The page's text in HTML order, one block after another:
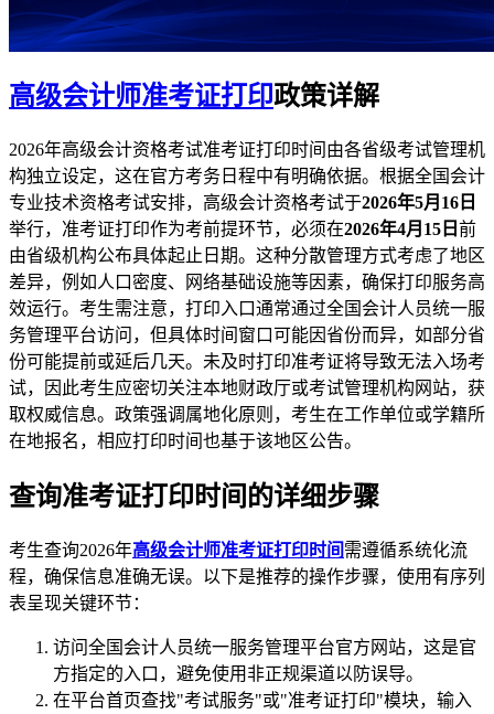
高级会计师准考证打印政策详解
2026年高级会计资格考试准考证打印时间由各省级考试管理机
构独立设定，这在官方考务日程中有明确依据。根据全国会计
专业技术资格考试安排，高级会计资格考试于2026年5月16日
举行，准考证打印作为考前提环节，必须在2026年4月15日 前
由省级机构公布具体起止日期。这种分散管理方式考虑了地区
差异，例如人口密度、网络基础设施等因素，确保打印服务高
效运行。考生需注意，打印入口通常通过全国会计人员统一服
务管理平台访问，但具体时间窗口可能因省份而异，如部分省
份可能提前或延后几天。未及时打印准考证将导致无法入场考
试，因此考生应密切关注本地财政厅或考试管理机构网站，获
取权威信息。政策强调属地化原则，考生在工作单位或学籍所
在地报名，相应打印时间也基于该地区公告。
查询准考证打印时间的详细步骤
考生查询2026年高级会计师准考证打印时间 需遵循系统化流
程，确保信息准确无误。以下是推荐的操作步骤，使用有序列
表呈现关键环节：
访问全国会计人员统一服务管理平台官方网站，这是官
方指定的入口，避免使用非正规渠道以防误导。
在平台首页查找"考试服务"或"准考证打印"模块，输入